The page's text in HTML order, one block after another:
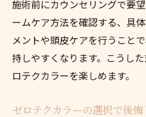
施術前にカウンセリングで要
ームケア方法を確認する、具
メントや頭皮ケアを行うこと
持しやすくなります。こうし
ロテクカラーを楽しめます。
ゼロテクカラーの選択で後